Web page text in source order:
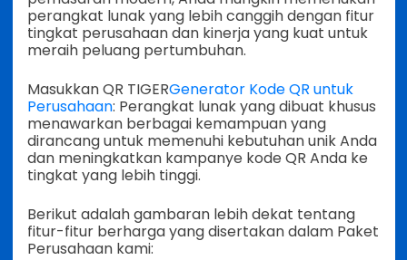
perangkat lunak yang lebih canggih dengan fitur
tingkat perusahaan dan kinerja yang kuat untuk
meraih peluang pertumbuhan.
Masukkan QR TIGERGenerator Kode QR untuk
Perusahaan: Perangkat lunak yang dibuat khusus
menawarkan berbagai kemampuan yang
dirancang untuk memenuhi kebutuhan unik Anda
dan meningkatkan kampanye kode QR Anda ke
tingkat yang lebih tinggi.
Berikut adalah gambaran lebih dekat tentang
fitur-fitur berharga yang disertakan dalam Paket
Perusahaan kami: